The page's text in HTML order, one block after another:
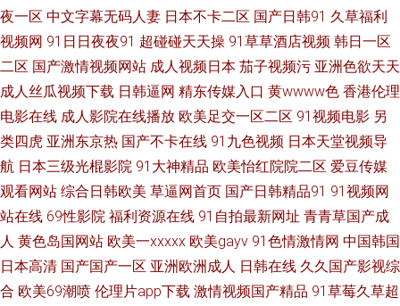
亚洲久草网 91华人精品在线 麻豆一二区 免费看91网站 香蕉网站在线 黄色高
清免费网站 欧美激情深爱网 东京热小视频 91传媒新数字化 99爱草草草 深夜
视频 岛国毛片 伊人香集Av 天天肏夜夜肏 香蕉视频官网 97人妻在线观看 三
级毛片在线 成人淫无码 激情综合网中国 国成精品九区 国产视频一二三四 久
久骚妇 无码泰国五十五 国产专区 美女自慰喷水网站 福利电影加勒比 福利微
拍在线导航 99视频资源总站 www啪啪 第一导航 91免费起飞18 黄色小视频
夜一区 中文字幕无码人妻 日本不卡二区 国产日韩91 久草福利
视频网 91日日夜夜91 超碰碰天天操 91草草酒店视频 韩日一区
二区 国产激情视频网站 成人视频日本 茄子视频污 亚洲色欲天天
成人丝瓜视频下载 日韩逼网 精东传媒入口 黄wwww色 香港伦理
电影在线 成人影院在线播放 欧美足交一区二区 91视频电影 另
类四虎 亚洲东京热 国产不卡在线 91九色视频 日本天堂视频导
航 日本三级光棍影院 91大神精品 欧美怡红院院二区 爱豆传媒
观看网站 综合日韩欧美 草逼网首页 国产日韩精品91 91视频网
站在线 69性影院 福利资源在线 91自拍最新网址 青青草国产成
人 黄色岛国网站 欧美一xxxxx 欧美gayv 91色情激情网 中国韩国
日本高清 国产国产一区 亚洲欧洲成人 日韩在线 久久国产影视综
合 欧美69潮喷 伦理片app下载 激情视频国产精品 91草莓久草超